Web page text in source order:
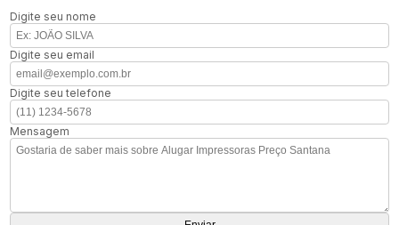
Digite seu nome
Digite seu email
Digite seu telefone
Mensagem